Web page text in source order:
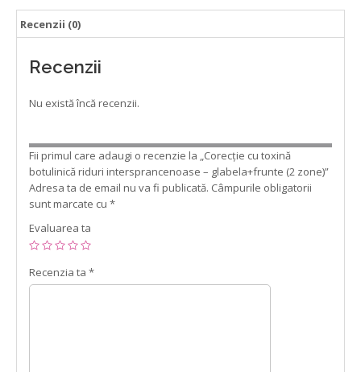
intersprancenoase
glabela+frunte
zone)
Recenzii (0)
Recenzii
Nu există încă recenzii.
Fii primul care adaugi o recenzie la „Corecție cu toxină
botulinică riduri intersprancenoase – glabela+frunte (2 zone)”
Adresa ta de email nu va fi publicată. Câmpurile obligatorii
sunt marcate cu *
Evaluarea ta
Recenzia ta *